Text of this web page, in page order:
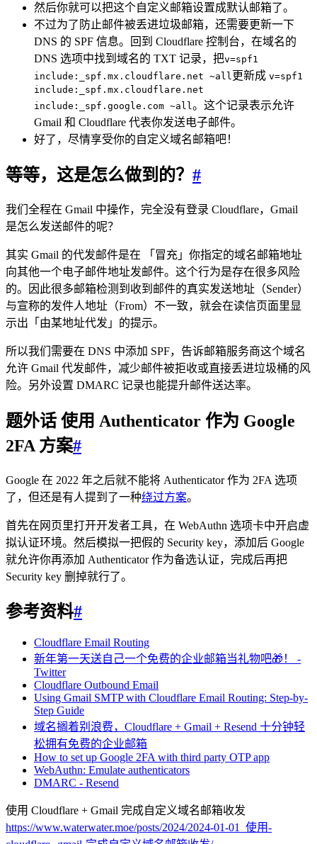
然后你就可以把这个自定义邮箱设置成默认邮箱了。
不过为了防止邮件被丢进垃圾邮箱，还需要更新一下
DNS 的 SPF 信息。回到 Cloudflare 控制台，在域名的
DNS 选项中找到域名的 TXT 记录，把v=spf1
include:_spf.mx.cloudflare.net ~all 更新成 v=spf1
include:_spf.mx.cloudflare.net
include:_spf.google.com ~all 。这个记录表示允许
Gmail 和 Cloudflare 代表你发送电子邮件。
好了，尽情享受你的自定义域名邮箱吧！
等等，这是怎么做到的？ #
我们全程在 Gmail 中操作，完全没有登录 Cloudflare，Gmail
是怎么发送邮件的呢？
其实 Gmail 的代发邮件是在 「冒充」你指定的域名邮箱地址
向其他一个电子邮件地址发邮件。这个行为是存在很多风险
的。因此很多邮箱检测到收到邮件的真实发送地址（Sender）
与宣称的发件人地址（From）不一致，就会在读信页面里显
示出「由某地址代发」的提示。
所以我们需要在 DNS 中添加 SPF，告诉邮箱服务商这个域名
允许 Gmail 代发邮件，减少邮件被拒收或直接丢进垃圾桶的风
险。另外设置 DMARC 记录也能提升邮件送达率。
题外话 使用 Authenticator 作为 Google
2FA 方案#
Google 在 2022 年之后就不能将 Authenticator 作为 2FA 选项
了，但还是有人提到了一种绕过方案。
首先在网页里打开开发者工具，在 WebAuthn 选项卡中开启虚
拟认证环境。然后模拟一把假的 Security key，添加后 Google
就允许你再添加 Authenticator 作为备选认证，完成后再把
Security key 删掉就行了。
参考资料#
Cloudflare Email Routing
新年第一天送自己一个免费的企业邮箱当礼物吧🎁！ -
Twitter
Cloudflare Outbound Email
Using Gmail SMTP with Cloudflare Email Routing: Step-by-
Step Guide
域名搁着别浪费，Cloudflare + Gmail + Resend 十分钟轻
松拥有免费的企业邮箱
How to set up Google 2FA with third party OTP app
WebAuthn: Emulate authenticators
DMARC - Resend
使用 Cloudflare + Gmail 完成自定义域名邮箱收发
https://www.waterwater.moe/posts/2024/2024-01-01_使用-